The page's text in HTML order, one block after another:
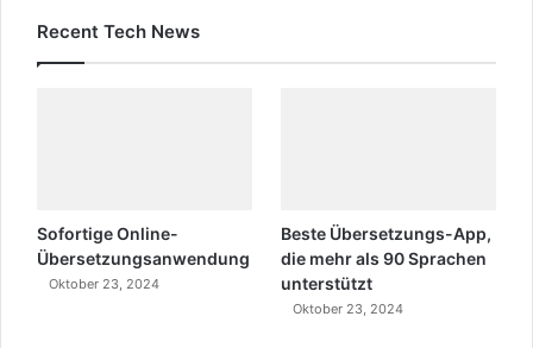
Recent Tech News
Sofortige Online-
Übersetzungsanwendung
Oktober 23, 2024
Beste Übersetzungs-App,
die mehr als 90 Sprachen
unterstützt
Oktober 23, 2024